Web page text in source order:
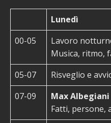
Lunedì
00-05
Lavoro
Musica, ritmo,
05-07
Risveglio e
07-09
Max Albegiani
Fatti, persone,